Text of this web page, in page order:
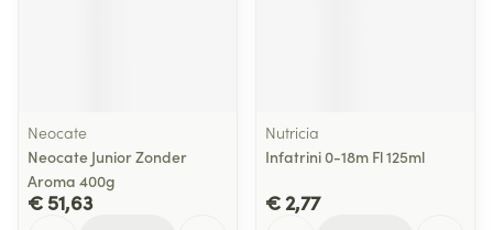
Neocate
Neocate Junior Zonder
Aroma 400g
€ 51,63
Nutricia
Infatrini 0-18m Fl 125ml
€ 2,77